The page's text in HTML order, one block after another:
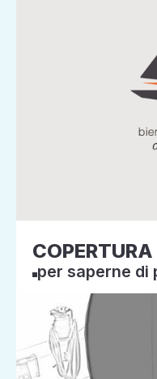
per saperne di